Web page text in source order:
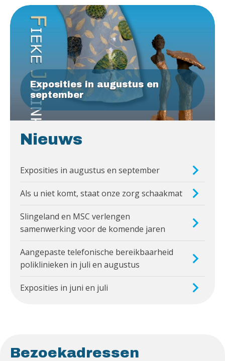
Exposities in augustus en
september
Nieuws
Exposities in augustus en september
Als u niet komt, staat onze zorg schaakmat
Slingeland en MSC verlengen
samenwerking voor de komende jaren
Aangepaste telefonische bereikbaarheid
poliklinieken in juli en augustus
Exposities in juni en juli
Bezoekadressen